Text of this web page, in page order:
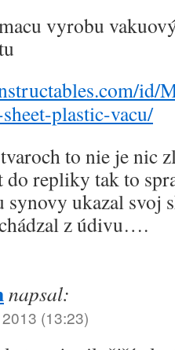
vyrobu
id/
plastic-vacu/
to nie je nic
do repliky tak to
synovy ukazal svoj
z údivu….
napsal:
(13:23)